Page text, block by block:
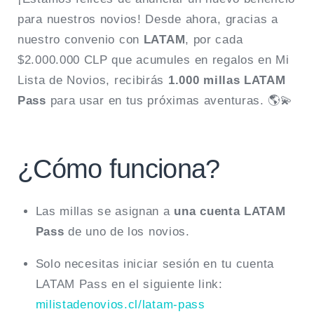
para nuestros novios! Desde ahora, gracias a
nuestro convenio con LATAM, por cada
$2.000.000 CLP que acumules en regalos en Mi
Lista de Novios, recibirás 1.000 millas LATAM
Pass para usar en tus próximas aventuras. 🌎💫
¿Cómo funciona?
Las millas se asignan a una cuenta LATAM
Pass de uno de los novios.
Solo necesitas iniciar sesión en tu cuenta
LATAM Pass en el siguiente link:
milistadenovios.cl/latam-pass